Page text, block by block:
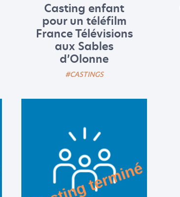
Casting enfant
pour un téléfilm
France Télévisions
aux Sables
d’Olonne
#CASTINGS